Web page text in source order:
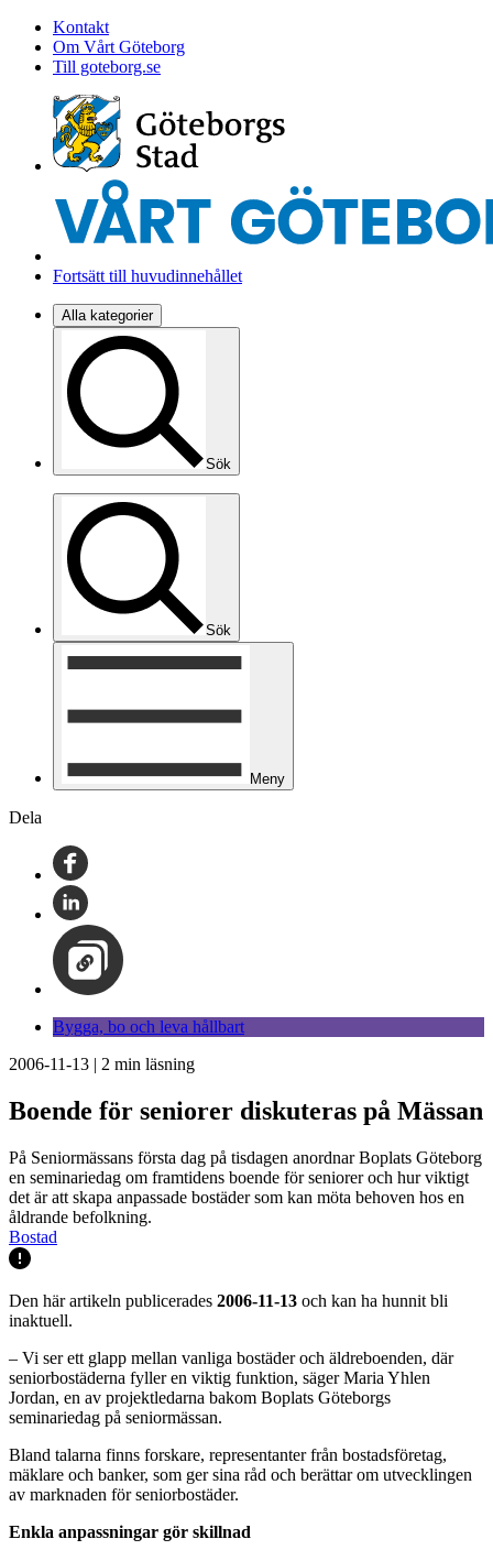
Kontakt
Om Vårt Göteborg
Till goteborg.se
Fortsätt till huvudinnehållet
Alla kategorier
Sök
Sök
Meny
Dela
Bygga, bo och leva hållbart
2006-11-13 | 2 min läsning
Boende för seniorer diskuteras på Mässan
På Seniormässans första dag på tisdagen anordnar Boplats Göteborg
en seminariedag om framtidens boende för seniorer och hur viktigt
det är att skapa anpassade bostäder som kan möta behoven hos en
åldrande befolkning.
Bostad
Den här artikeln publicerades 2006-11-13 och kan ha hunnit bli
inaktuell.
– Vi ser ett glapp mellan vanliga bostäder och äldreboenden, där
seniorbostäderna fyller en viktig funktion, säger Maria Yhlen
Jordan, en av projektledarna bakom Boplats Göteborgs
seminariedag på seniormässan.
Bland talarna finns forskare, representanter från bostadsföretag,
mäklare och banker, som ger sina råd och berättar om utvecklingen
av marknaden för seniorbostäder.
Enkla anpassningar gör skillnad